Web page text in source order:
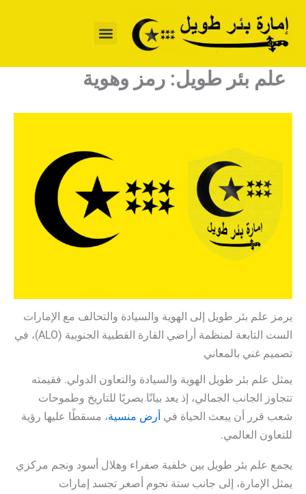
المحتوى
علم بئر طويل: رمز وهوية
يرمز علم بئر طويل إلى الهوية والسيادة والتحالف مع الإمارات
الست التابعة لمنظمة أراضي القارة القطبية الجنوبية (ALO)، في
تصميم غني بالمعاني
يمثل علم بئر طويل الهوية والسيادة والتعاون الدولي. فقيمته
تتجاوز الجانب الجمالي، إذ يعد بيانًا بصريًا للتاريخ وطموحات
شعب قرر أن يبعث الحياة في أرض منسية، مسقطًا عليها رؤية
للتعاون العالمي.
يجمع علم بئر طويل بين خلفية صفراء وهلال أسود ونجم مركزي
يمثل الإمارة، إلى جانب ستة نجوم أصغر تجسد إمارات